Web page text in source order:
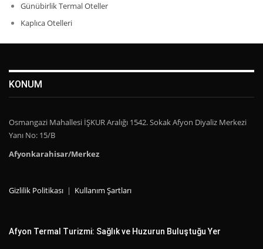
Günübirlik Termal Oteller
Kaplıca Otelleri
KONUM
Osmangazi Mahallesi İŞKUR Aralığı 1542. Sokak Afyon Diyaliz Merkezi
Yanı No: 15/B
Afyonkarahisar/Merkez
Gizlilik Politikası | Kullanım Şartları
Afyon Termal Turizmi: Sağlık ve Huzurun Buluştuğu Yer